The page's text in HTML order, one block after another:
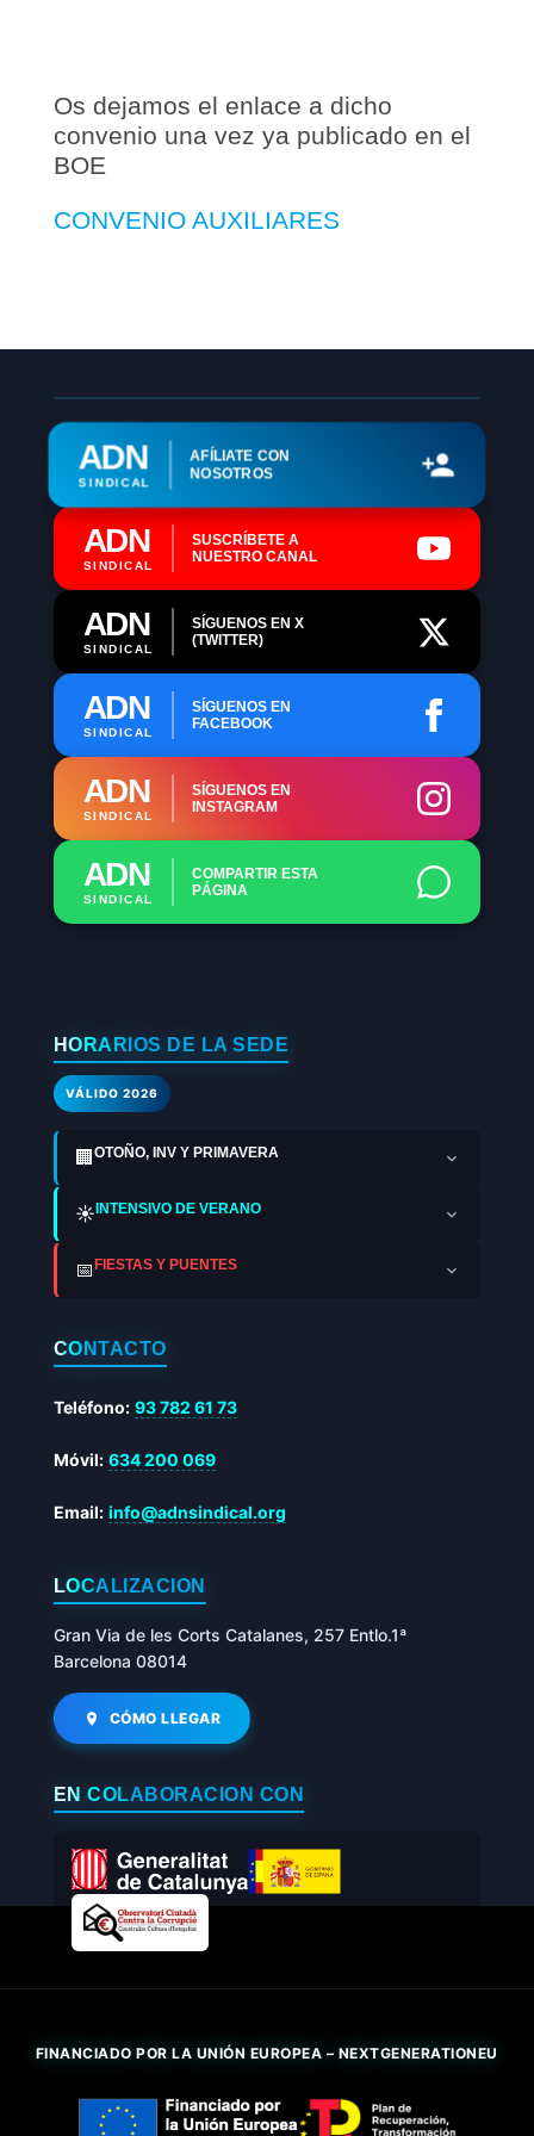
Os dejamos el enlace a dicho
convenio una vez ya publicado en el
BOE
CONVENIO AUXILIARES
ADN
SINDICAL
AFÍLIATE CON
NOSOTROS
ADN
SINDICAL
SUSCRÍBETE A
NUESTRO CANAL
ADN
SINDICAL
SÍGUENOS EN X
(TWITTER)
ADN
SINDICAL
SÍGUENOS EN
FACEBOOK
ADN
SINDICAL
SÍGUENOS EN
INSTAGRAM
ADN
SINDICAL
COMPARTIR ESTA
PÁGINA
HORARIOS DE LA SEDE
VÁLIDO 2026
🏢 OTOÑO, INV Y PRIMAVERA
☀️INTENSIVO DE VERANO
📅FIESTAS Y PUENTES
CONTACTO
Teléfono: 93 782 61 73
Móvil: 634 200 069
Email: info@adnsindical.org
LOCALIZACIÓN
Gran Via de les Corts Catalanes, 257 Entlo.1ª
Barcelona 08014
CÓMO LLEGAR
EN COLABORACIÓN CON
FINANCIADO POR LA UNIÓN EUROPEA – NEXTGENERATIONEU